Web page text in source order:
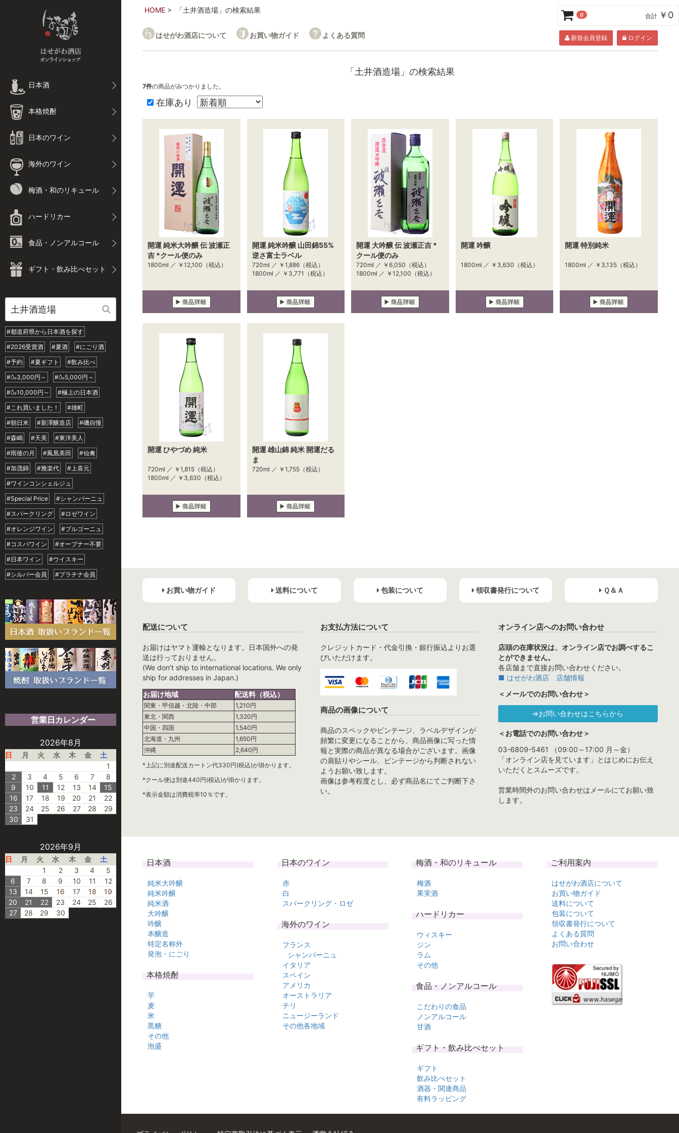
日本酒
本格焼酎
日本のワイン
海外のワイン
梅酒・和のリキュール
ハードリカー
食品・ノンアルコール
ギフト・飲み比べセット
#都道府県から日本酒を探す
#2026受賞酒
#夏酒
#にごり酒
#予約
#夏ギフト
#飲み比べ
#🍶3,000円～
#🍶5,000円～
#🍶10,000円～
#極上の日本酒
#これ買いました！
#雄町
#朝日米
#新澤醸造店
#磯自慢
#森嶋
#天美
#東洋美人
#雨後の月
#鳳凰美田
#仙禽
#加茂錦
#雅楽代
#上喜元
#ワインコンシェルジュ
#Special Price
#シャンパーニュ
#スパークリング
#ロゼワイン
#オレンジワイン
#ブルゴーニュ
#コスパワイン
#オープナー不要
#日本ワイン
#ウイスキー
#シルバー会員
#プラチナ会員
営業日カレンダー
2026年8月
日 月 火 水 木 金
土
1
2
3 4 5 6 7
8
9
10 11 12 13 14
15
16
17 18 19 20 21
22
23
24 25 26 27 28
29
30
31
2026年9月
日 月 火 水 木 金
土
1
2 3 4
5
6
7 8 9 10 11
12
13
14 15 16 17 18
19
20
21 22 23 24 25
26
27
28 29 30
HOME 「土井酒造場」の検索結果
はせがわ酒店について お買い物ガイド よくある質問 新規会員登録 ログイン
「土井酒造場」の検索結果
7件の商品がみつかりました。
在庫あり
開運 純米大吟醸 伝 波瀬正
吉 *クール便のみ
1800ml ／ ￥12,100 （税込）
開運 純米吟醸 山田錦55%
逆さ富士ラベル
720ml ／ ￥1,886（税込）
1800ml ／ ￥3,771 （税込）
開運 大吟醸 伝 波瀬正吉 *
クール便のみ
720ml ／ ￥6,050 （税込）
1800ml ／ ￥12,100 （税込）
開運 吟醸
1800ml ／ ￥3,630 （税込）
開運 特別純米
1800ml ／ ￥3,135 （税込）
開運 ひやづめ 純米
720ml ／ ￥1,815 （税込）
1800ml ／ ￥3,630 （税込）
開運 雄山錦 純米 開運だる
ま
720ml ／ ￥1,755（税込）
0 合計 ￥0
お買い物ガイド 送料について 包装について 領収書発行について Ｑ＆Ａ
配送について
お届けはヤマト運輸となります。日本国外への発
送は行っておりません。
(We don't ship to international locations. We only
ship for addresses in Japan.)
お届け地域
配送料（税込）
関東・甲信越・北陸・中部
1,210円
東北・関西
1,320円
中国・四国
1,540円
北海道・九州
1,650円
沖縄
2,640円
*上記に別途配送カートン代330円(税込)が掛かります。
*クール便は別途440円(税込)が掛かります。
*表示金額は消費税率10％です。
お支払方法について
クレジットカード・代金引換・銀行振込よりお選
びいただけます。
商品の画像について
商品のスペックやビンテージ、ラベルデザインが
頻繁に変更になることから、商品画像に写った情
報と実際の商品が異なる場合がございます。画像
の肩貼りやシール、ビンテージから判断されない
ようお願い致します。
画像は参考程度とし、必ず商品名にてご判断下さ
い。
オンライン店へのお問い合わせ
店頭の在庫状況は、オンライン店でお調べするこ
とができません。
各店舗まで直接お問い合わせください。
■ はせがわ酒店 店舗情報
＜メールでのお問い合わせ＞
⇒お問い合わせはこちらから
＜お電話でのお問い合わせ＞
03-6809-5461 （09:00～17:00 月～金）
「オンライン店を見ています」とはじめにお伝え
いただくとスムーズです。
営業時間外のお問い合わせはメールにてお願い致
します。
日本酒
純米大吟醸
純米吟醸
純米酒
大吟醸
吟醸
本醸造
特定名称外
発泡・にごり
本格焼酎
芋
麦
米
黒糖
その他
泡盛
日本のワイン
赤
白
スパークリング・ロゼ
海外のワイン
フランス
シャンパーニュ
イタリア
スペイン
アメリカ
オーストラリア
チリ
ニュージーランド
その他各地域
梅酒・和のリキュール
梅酒
果実酒
ハードリカー
ウィスキー
ジン
ラム
その他
食品・ノンアルコール
こだわりの食品
ノンアルコール
甘酒
ギフト・飲み比べセット
ギフト
飲み比べセット
酒器・関連商品
有料ラッピング
ご利用案内
はせがわ酒店について
お買い物ガイド
送料について
包装について
領収書発行について
よくある質問
お問い合わせ